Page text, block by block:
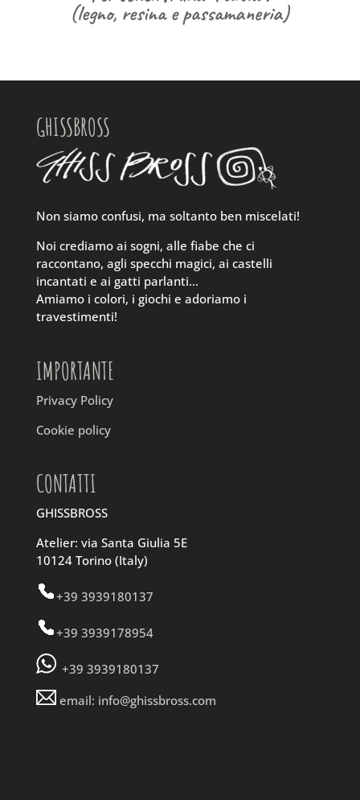
(legno, resina e passamaneria)
GHISSBROSS
Non siamo confusi, ma soltanto ben miscelati!
Noi crediamo ai sogni, alle fiabe che ci
raccontano, agli specchi magici, ai castelli
incantati e ai gatti parlanti…
Amiamo i colori, i giochi e adoriamo i
travestimenti!
IMPORTANTE
Privacy Policy
Cookie policy
CONTATTI
GHISSBROSS
Atelier: via Santa Giulia 5E
10124 Torino (Italy)
+39 3939180137
+39 3939178954
+39 3939180137
email: info@ghissbross.com